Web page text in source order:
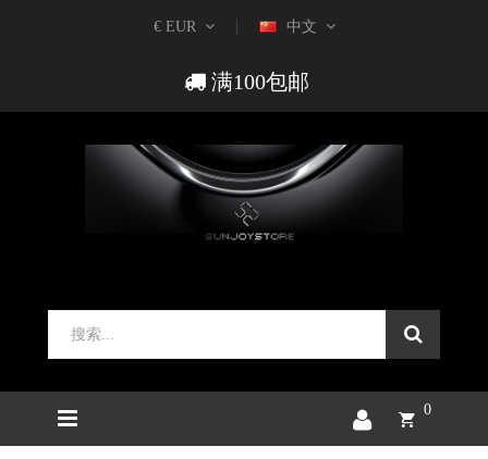
€ EUR 中文
满100包邮
0